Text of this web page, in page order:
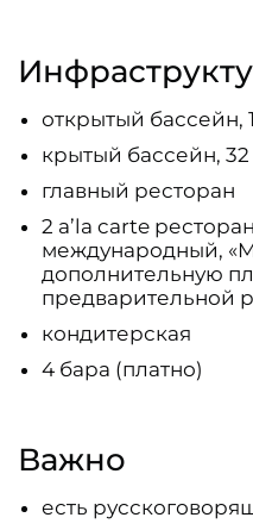
открытый бассейн,
крытый бассейн, 32
главный ресторан
2 a’la carte
международный,
дополнительную
предварительной
кондитерская
4 бара (платно)
Важно
есть